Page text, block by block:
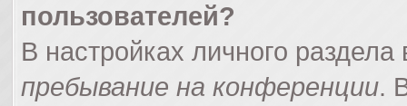
пользователей?
В настройках личного
пребывание на конференции.